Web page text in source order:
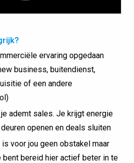
ervaring opgedaan
business, buitendienst,
of een andere
ademt sales. Je krijgt energie
openen en deals sluiten
voor jou geen obstakel maar
bent bereid hier actief beter in te